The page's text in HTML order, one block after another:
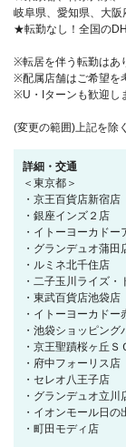
岐阜県、愛知県、大阪
★転勤なし！全国の
※転居を伴う転勤はあ
※配属店舗はご希望を
※U・Iターンも歓迎し
(変更の範囲)上記を除
詳細・交通
＜東京都＞
・京王百貨店新宿店
・銀座インズ２店
・イトーヨーカドー
・グランデュオ蒲田
・ルミネ北千住店
・二子玉川ライズ
・東武百貨店池袋店
・イトーヨーカドー
・池袋ショッピング
・京王聖蹟桜ヶ丘Ｓ
・府中フォーリス店
・セレオ八王子店
・グランデュオ立川
・イオンモール日の
・町田モディ店